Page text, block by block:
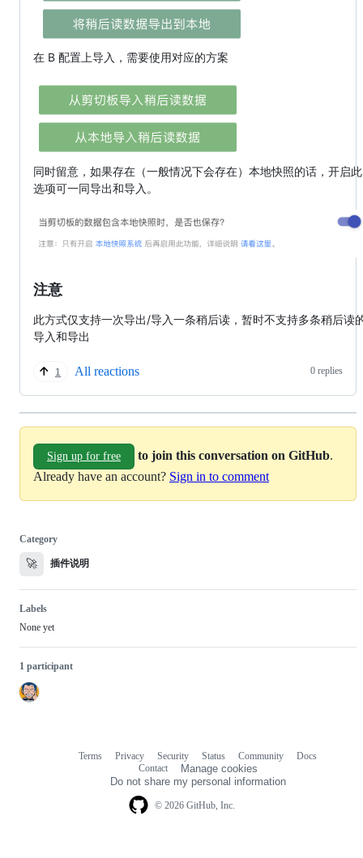
在 B 配置上导入，需要使用对应的方案
同时留意，如果存在（一般情况下会存在）本地快照的话，开启此
选项可一同导出和导入。
注意
此方式仅支持一次导出/导入一条稍后读，暂时不支持多条稍后读
导入和导出
1 All reactions 0 replies
Sign up for free to join this conversation on GitHub.
Already have an account? Sign in to comment
Category
🚀 插件说明
Labels
None yet
1 participant
© 2026 GitHub, Inc.
Terms Privacy Security Status Community
Docs
Contact
Manage cookies
Do not share my personal information